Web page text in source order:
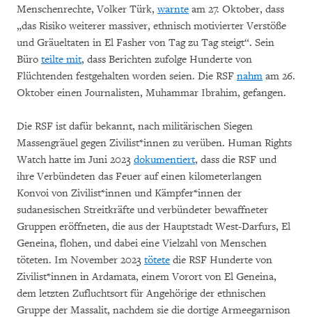
Menschenrechte, Volker Türk,warnte am 27. Oktober, dass
„das Risiko weiterer massiver, ethnisch motivierter Verstöße
und Gräueltaten in El Fasher von Tag zu Tag steigt“. Sein
Büro teilte mit, dass Berichten zufolge Hunderte von
Flüchtenden festgehalten worden seien. Die RSF nahm am 26.
Oktober einen Journalisten, Muhammar Ibrahim, gefangen.
Die RSF ist dafür bekannt, nach militärischen Siegen
Massengräuel gegen Zivilist*innen zu verüben. Human Rights
Watch hatte im Juni 2023 dokumentiert, dass die RSF und
ihre Verbündeten das Feuer auf einen kilometerlangen
Konvoi von Zivilist*innen und Kämpfer*innen der
sudanesischen Streitkräfte und verbündeter bewaffneter
Gruppen eröffneten, die aus der Hauptstadt West-Darfurs, El
Geneina, flohen, und dabei eine Vielzahl von Menschen
töteten. Im November 2023 tötete die RSF Hunderte von
Zivilist*innen in Ardamata, einem Vorort von El Geneina,
dem letzten Zufluchtsort für Angehörige der ethnischen
Gruppe der Massalit, nachdem sie die dortige Armeegarnison